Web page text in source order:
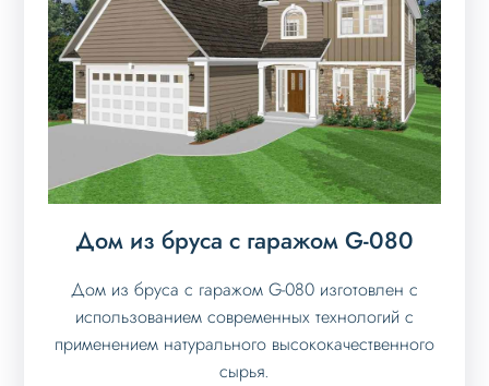
Дом из бруса с гаражом G-080
Дом из бруса с гаражом G-080 изготовлен с
использованием современных технологий с
применением натурального высококачественного
сырья.